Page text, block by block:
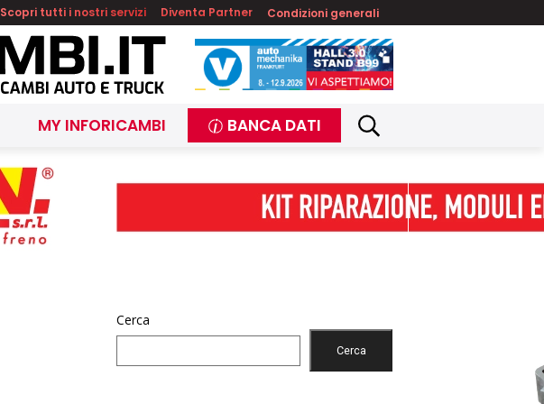
Scopri tutti i nostri servizi Diventa Partner Condizioni generali
MY INFORICAMBI BANCA DATI
Cerca
Cerca